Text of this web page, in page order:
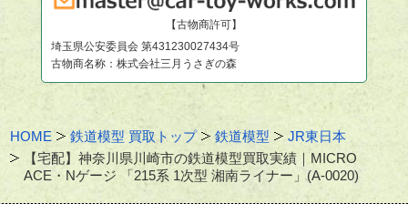
【古物商許可】
埼玉県公安委員会 第431230027434号
古物商名称：株式会社三月うさぎの森
HOME 鉄道模型 買取トップ 鉄道模型
JR東日本
【宅配】神奈川県川崎市の鉄道模型買取実績｜MICRO
ACE・Nゲージ 「215系 1次型 湘南ライナー」(A-0020)